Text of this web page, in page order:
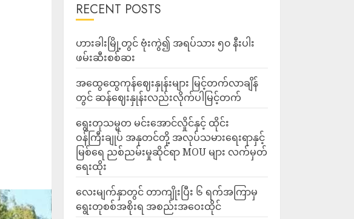
RECENT POSTS
ဟားခါးမြို့တွင် ဗုံးကွဲ၍ အရပ်သား ၅၀ နီးပါး
ဖမ်းဆီးစစ်ဆး
အထွေထွေကုန်ဈေးနှုန်းများ မြင့်တက်လာချိန်
တွင် ဆန်ဈေးနှုန်းလည်းလိုက်ပါမြင့်တက်
ရွေးတုသမ္မတ မင်းအောင်လှိုင်နှင့် ထိုင်း
ဝန်ကြီးချုပ် အနုတင်တို့ အလုပ်သမားရေးရာနှင့်
မြစ်ရေ ညစ်ညမ်းမှုဆိုင်ရာ MOU များ လက်မှတ်
ရေးထိုး
လေးမျက်နှာတွင် တာကျိုးပြီး ၆ ရက်အကြာမှ
ရွေးတုစစ်အစိုးရ အစည်းအဝေးထိုင်